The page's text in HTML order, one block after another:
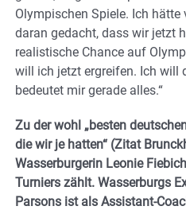
Olympischen Spiele. Ich hätte
daran gedacht, dass wir jetzt
realistische Chance auf
will ich jetzt ergreifen. Ich will
bedeutet mir gerade alles.“
Zu der wohl „besten
die wir je hatten“ (Zitat
Wasserburgerin Leonie
Turniers zählt. Wasserburgs
Parsons ist als Assistant-